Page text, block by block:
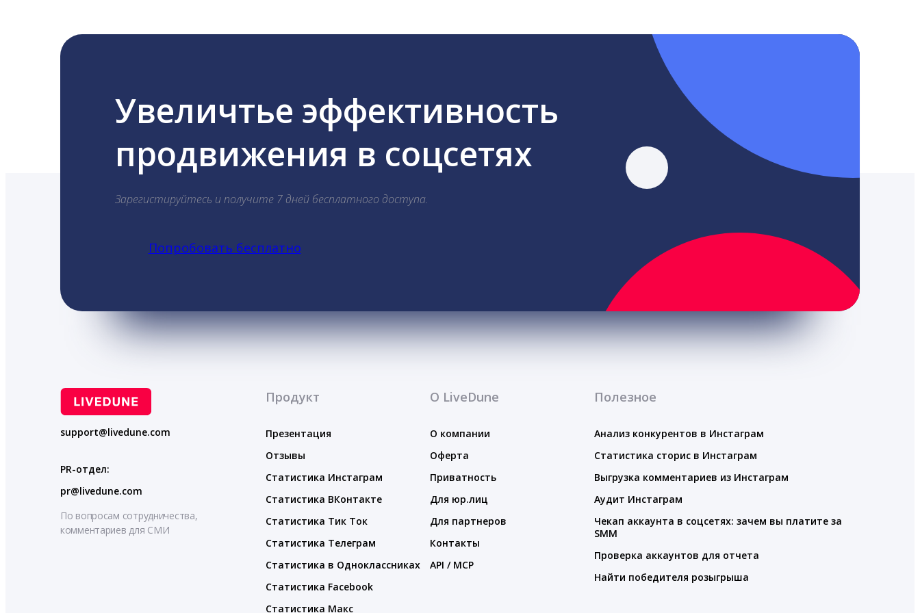
Увеличтье эффективность
продвижения в соцсетях
Зарегистируйтесь и получите 7 дней бесплатного доступа.
Попробовать бесплатно
support@livedune.com
PR-отдел:
pr@livedune.com
По вопросам сотрудничества,
комментариев для СМИ
Продукт
Презентация
Отзывы
Статистика Инстаграм
Статистика ВКонтакте
Статистика Тик Ток
Статистика Телеграм
Статистика в Одноклассниках
Статистика Facebook
Статистика Макс
О LiveDune
О компании
Оферта
Приватность
Для юр.лиц
Для партнеров
Контакты
API / MCP
Полезное
Анализ конкурентов в Инстаграм
Статистика сторис в Инстаграм
Выгрузка комментариев из Инстаграм
Аудит Инстаграм
Чекап аккаунта в соцсетях: зачем вы платите за
SMM
Проверка аккаунтов для отчета
Найти победителя розыгрыша